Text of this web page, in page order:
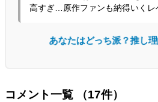
高すぎ…原作ファンも納得いくレ
あなたはどっち派？推し
コメント一覧 （17件）